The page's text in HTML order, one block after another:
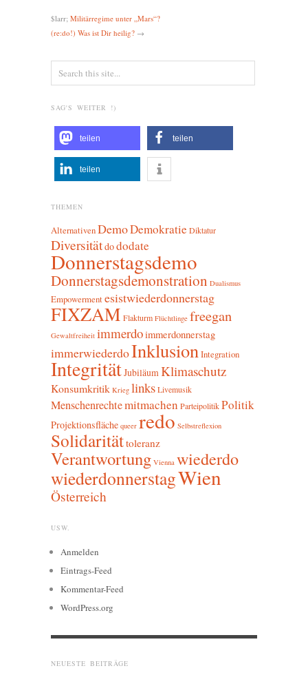
$larr; Militärregime unter „Mars“?
(re:do!) Was ist Dir heilig? →
SAG'S WEITER !)
teilen teilen
teilen
THEMEN
AlternativenDemoDemokratie Diktatur
Diversitätdododate
Donnerstagsdemo
Donnerstagsdemonstration Dualismus
Empowermentesistwiederdonnerstag
FIXZAM Flakturm Flüchtlinge freegan
Gewaltfreiheit immerdoimmerdonnerstag
immerwiederdoInklusion Integration
IntegritätJubiläumKlimaschutz
Konsumkritik Krieg linksLivemusik
Menschenrechtemitmachen ParteipolitikPolitik
Projektionsfläche queer redo Selbstreflexion
Solidaritättoleranz
Verantwortung Vienna wiederdo
wiederdonnerstagWien
Österreich
USW.
Anmelden
Eintrags-Feed
Kommentar-Feed
WordPress.org
NEUESTE BEITRÄGE